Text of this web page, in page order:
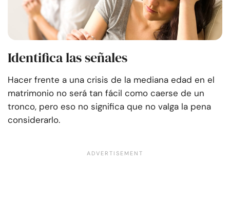
Identifica las señales
Hacer frente a una crisis de la mediana edad en el
matrimonio no será tan fácil como caerse de un
tronco, pero eso no significa que no valga la pena
considerarlo.